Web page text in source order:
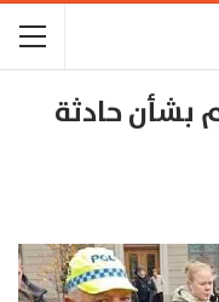
بشأن حادثة